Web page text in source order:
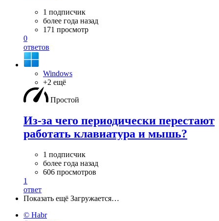
1 подписчик
более года назад
171 просмотр
0
ответов
Windows
+2 ещё
Простой
Из-за чего периодически перестают
работать клавиатура и мышь?
1 подписчик
более года назад
606 просмотров
1
ответ
Показать ещё Загружается…
© Habr